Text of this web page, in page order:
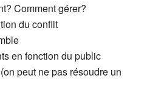
Comment gérer?
du conflit
en fonction du public
peut ne pas résoudre un